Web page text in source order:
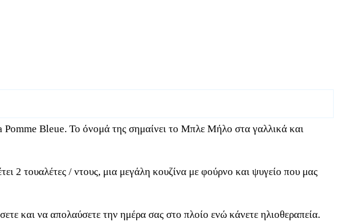
Pomme Bleue. Το όνομά της σημαίνει το Μπλε Μήλο στα γαλλικά και
2 τουαλέτες / ντους, μια μεγάλη κουζίνα με φούρνο και ψυγείο που μας
και να απολαύσετε την ημέρα σας στο πλοίο ενώ κάνετε ηλιοθεραπεία.